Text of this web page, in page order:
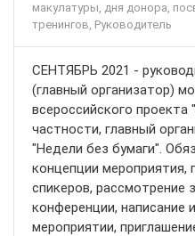
макулатуры, дня донора,
тренингов, Руководитель
СЕНТЯБРЬ 2021 -
(главный организатор)
всероссийского проекта
частности, главный
"Недели без бумаги".
концепции мероприятия,
спикеров, рассмотрение
конференции,
мероприятии,